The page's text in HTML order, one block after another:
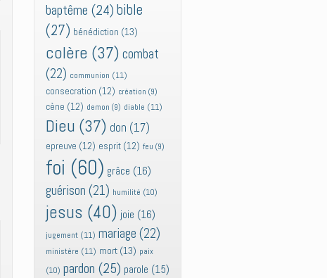
baptême (24) bible
(27) bénédiction (13)
colère (37) combat
(22) communion (11)
consecration (12) création (9)
cène (12) demon (9) diable (11)
Dieu (37) don (17)
epreuve (12) esprit (12) feu (9)
foi (60) grâce (16)
guérison (21) humilité (10)
jesus (40) joie (16)
jugement (11) mariage (22)
ministère (11) mort (13) paix
(10) pardon (25) parole (15)